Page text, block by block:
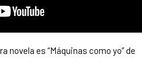
novela es “Máquinas como yo” de